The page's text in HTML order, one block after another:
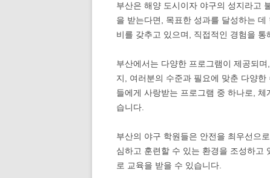
부산은 해양 도시이자 야구의 성지라고
을 받는다면, 목표한 성과를 달성하는
비를 갖추고 있으며, 직접적인 경험을
부산에서는 다양한 프로그램이 제공되
지, 여러분의 수준과 필요에 맞춘 다양한
들에게 사랑받는 프로그램 중 하나로,
습니다.
부산의 야구 학원들은 안전을 최우선으
심하고 훈련할 수 있는 환경을 조성하고
로 교육을 받을 수 있습니다.